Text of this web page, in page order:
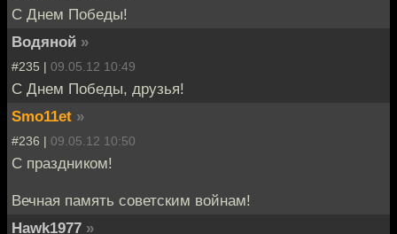
С Днем Победы!
Водяной »
#235 | 09.05.12 10:49
С Днем Победы, друзья!
Smo11et »
#236 | 09.05.12 10:50
С праздником!
Вечная память советским войнам!
Hawk1977 »